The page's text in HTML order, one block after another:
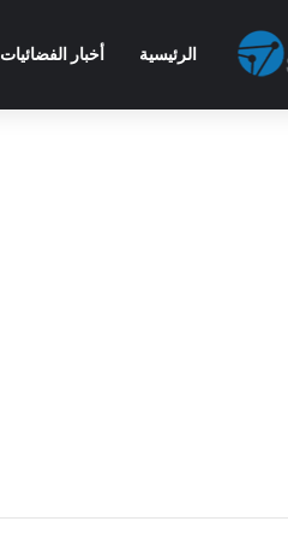
الرئيسية أخبار الفضائيات